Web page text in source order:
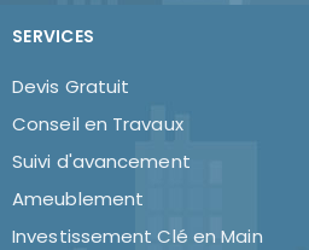
SERVICES
Devis Gratuit
Conseil en Travaux
Suivi d'avancement
Ameublement
Investissement Clé en Main